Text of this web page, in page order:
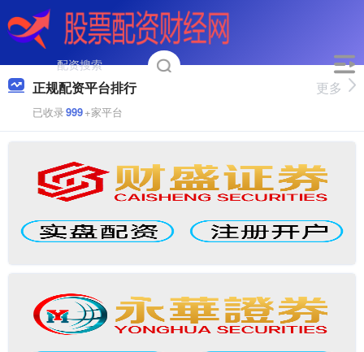
正规配资平台排行
已收录999+家平台
更多